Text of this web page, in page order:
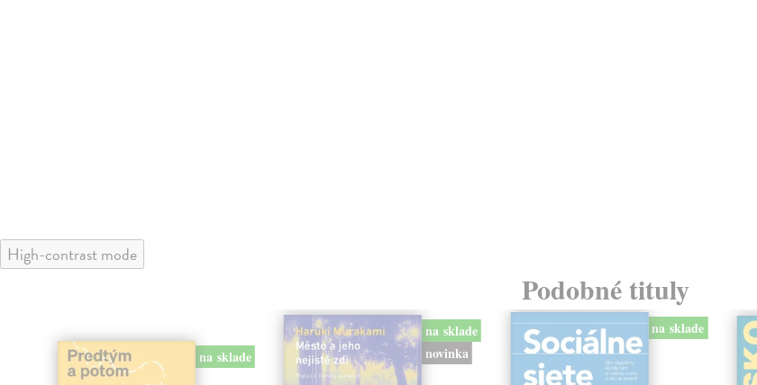
High-contrast mode
Podobné tituly
na sklade
na sklade
novinka
na sklade